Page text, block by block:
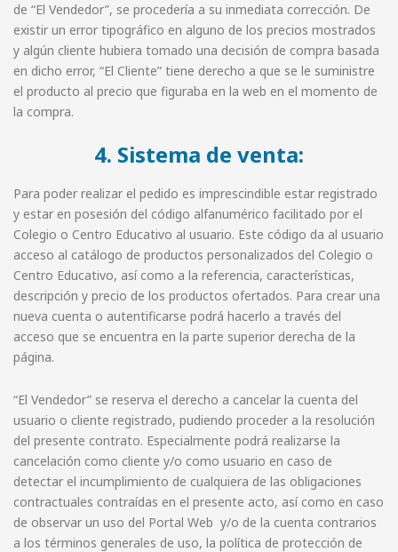
de “El Vendedor”, se procedería a su inmediata corrección. De
existir un error tipográfico en alguno de los precios mostrados
y algún cliente hubiera tomado una decisión de compra basada
en dicho error, “El Cliente” tiene derecho a que se le suministre
el producto al precio que figuraba en la web en el momento de
la compra.
4. Sistema de venta:
Para poder realizar el pedido es imprescindible estar registrado
y estar en posesión del código alfanumérico facilitado por el
Colegio o Centro Educativo al usuario. Este código da al usuario
acceso al catálogo de productos personalizados del Colegio o
Centro Educativo, así como a la referencia, características,
descripción y precio de los productos ofertados. Para crear una
nueva cuenta o autentificarse podrá hacerlo a través del
acceso que se encuentra en la parte superior derecha de la
página.
“El Vendedor” se reserva el derecho a cancelar la cuenta del
usuario o cliente registrado, pudiendo proceder a la resolución
del presente contrato. Especialmente podrá realizarse la
cancelación como cliente y/o como usuario en caso de
detectar el incumplimiento de cualquiera de las obligaciones
contractuales contraídas en el presente acto, así como en caso
de observar un uso del Portal Web y/o de la cuenta contrarios
a los términos generales de uso, la política de protección de